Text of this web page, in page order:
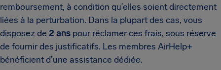
remboursement, à condition qu’elles soient directement
liées à la perturbation. Dans la plupart des cas, vous
disposez de 2 ans pour réclamer ces frais, sous réserve
de fournir des justificatifs. Les membres AirHelp+
bénéficient d’une assistance dédiée.